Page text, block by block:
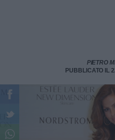
PIETRO
PUBBLICATO IL